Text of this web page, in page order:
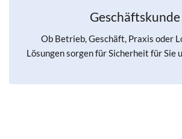
Geschäftskunde
Ob Betrieb, Geschäft, Praxis oder
Lösungen sorgen für Sicherheit für Sie